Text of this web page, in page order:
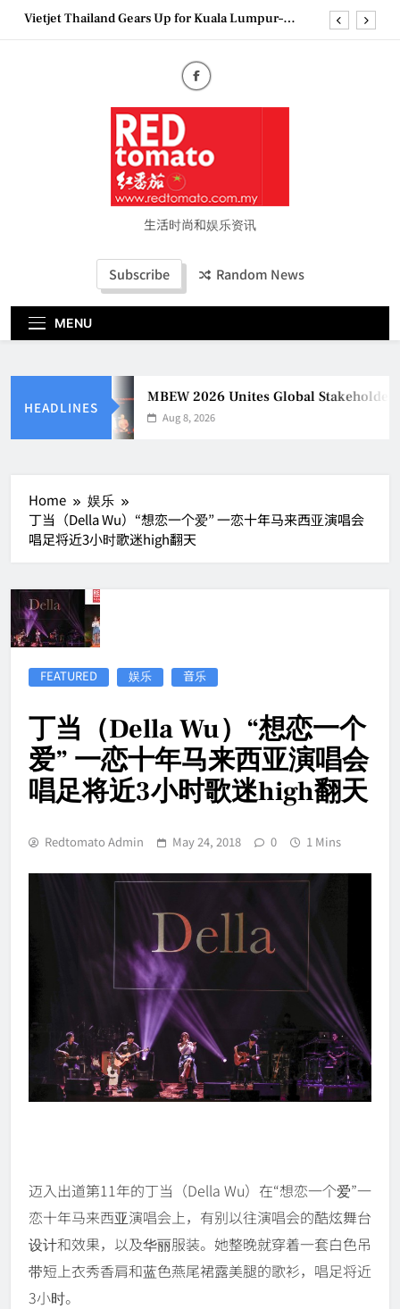
Skip
Epson reinvents affordable printing with next-
Couture Fashion Week Malaysia 2026– Press
the Future of Business Events
Vietjet Thailand Gears Up for Kuala Lumpur–
Bangkok Service Launch on9 October
Epson reinvents affordable printing with next-
generation EcoTank Series
生活时尚和娱乐资讯
Subscribe Random News
MENU
HEADLINES
MBEW 2026 Unites Global Stakeholders
Aug 8, 2026
Home
娱乐
丁当（Della Wu）“想恋一个爱” 一恋十年马来西亚演唱会
唱足将近3小时歌迷high翻天
FEATURED 娱乐 音乐
丁当（Della Wu）“想恋一个
爱” 一恋十年马来西亚演唱会
唱足将近3小时歌迷high翻天
Redtomato Admin May 24, 2018 0 1 Mins
迈入出道第11年的丁当（Della Wu）在“想恋一个爱”一
恋十年马来西亚演唱会上，有别以往演唱会的酷炫舞台
设计和效果，以及华丽服装。她整晚就穿着一套白色吊
带短上衣秀香肩和蓝色燕尾裙露美腿的歌衫，唱足将近
3小时。